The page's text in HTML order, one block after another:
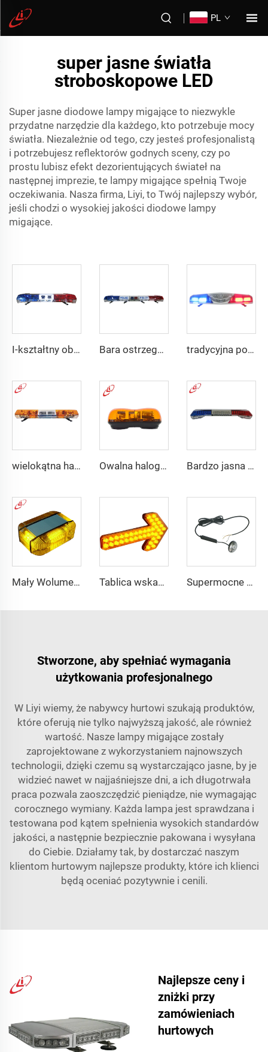
PL
super jasne światła
stroboskopowe LED
Super jasne diodowe lampy migające to niezwykle
przydatne narzędzie dla każdego, kto potrzebuje mocy
światła. Niezależnie od tego, czy jesteś profesjonalistą
i potrzebujesz reflektorów godnych sceny, czy po
prostu lubisz efekt dezorientujących świateł na
następnej imprezie, te lampy migające spełnią Twoje
oczekiwania. Nasza firma, Liyi, to Twój najlepszy wybór,
jeśli chodzi o wysokiej jakości diodowe lampy
migające.
I-kształtny obracający się policyjny ostrzegacz halogenowy Bara ostrzegawcza LED z tradycyjna policyjna szyba ostrzegawcza
wielokątna halogenowa obracająca się belka świetlna ostrzegawcza Owalna halogenowa żarówka, obracająca się mini belka świetlna Bardzo jasna belka świetlna LED
Mały Wolumen Niska Waga Wysoka Jasność Miniaturowa Taśma Świetlna Tablica wskaźnika LED ze strzałką kierunkową Supermocne żarówki LED okrągłe do deski rozdzielczej, światło reflektorowe
Stworzone, aby spełniać wymagania
użytkowania profesjonalnego
W Liyi wiemy, że nabywcy hurtowi szukają produktów,
które oferują nie tylko najwyższą jakość, ale również
wartość. Nasze lampy migające zostały
zaprojektowane z wykorzystaniem najnowszych
technologii, dzięki czemu są wystarczająco jasne, by je
widzieć nawet w najjaśniejsze dni, a ich długotrwała
praca pozwala zaoszczędzić pieniądze, nie wymagając
corocznego wymiany. Każda lampa jest sprawdzana i
testowana pod kątem spełnienia wysokich standardów
jakości, a następnie bezpiecznie pakowana i wysyłana
do Ciebie. Działamy tak, by dostarczać naszym
klientom hurtowym najlepsze produkty, które ich klienci
będą oceniać pozytywnie i cenili.
Najlepsze ceny i
zniżki przy
zamówieniach
hurtowych